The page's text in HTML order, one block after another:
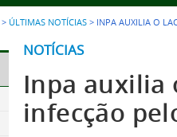
> ÚLTIMAS NOTÍCIAS > INPA AUXILIA O
NOTÍCIAS
Inpa auxilia
infecção